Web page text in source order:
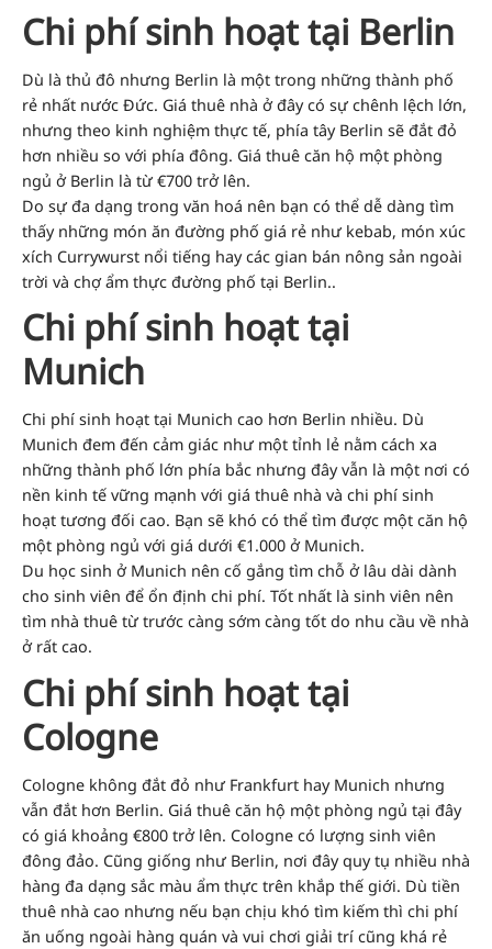
Chi phí sinh hoạt tại Berlin
Dù là thủ đô nhưng Berlin là một trong những thành phố
rẻ nhất nước Đức. Giá thuê nhà ở đây có sự chênh lệch lớn,
nhưng theo kinh nghiệm thực tế, phía tây Berlin sẽ đắt đỏ
hơn nhiều so với phía đông. Giá thuê căn hộ một phòng
ngủ ở Berlin là từ €700 trở lên.
Do sự đa dạng trong văn hoá nên bạn có thể dễ dàng tìm
thấy những món ăn đường phố giá rẻ như kebab, món xúc
xích Currywurst nổi tiếng hay các gian bán nông sản ngoài
trời và chợ ẩm thực đường phố tại Berlin..
Chi phí sinh hoạt tại
Munich
Chi phí sinh hoạt tại Munich cao hơn Berlin nhiều. Dù
Munich đem đến cảm giác như một tỉnh lẻ nằm cách xa
những thành phố lớn phía bắc nhưng đây vẫn là một nơi có
nền kinh tế vững mạnh với giá thuê nhà và chi phí sinh
hoạt tương đối cao. Bạn sẽ khó có thể tìm được một căn hộ
một phòng ngủ với giá dưới €1.000 ở Munich.
Du học sinh ở Munich nên cố gắng tìm chỗ ở lâu dài dành
cho sinh viên để ổn định chi phí. Tốt nhất là sinh viên nên
tìm nhà thuê từ trước càng sớm càng tốt do nhu cầu về nhà
ở rất cao.
Chi phí sinh hoạt tại
Cologne
Cologne không đắt đỏ như Frankfurt hay Munich nhưng
vẫn đắt hơn Berlin. Giá thuê căn hộ một phòng ngủ tại đây
có giá khoảng €800 trở lên. Cologne có lượng sinh viên
đông đảo. Cũng giống như Berlin, nơi đây quy tụ nhiều nhà
hàng đa dạng sắc màu ẩm thực trên khắp thế giới. Dù tiền
thuê nhà cao nhưng nếu bạn chịu khó tìm kiếm thì chi phí
ăn uống ngoài hàng quán và vui chơi giải trí cũng khá rẻ